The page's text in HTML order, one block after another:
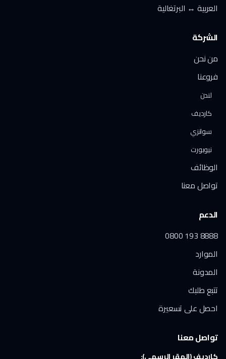
العربية ↔ البرتغالية
الشركة
من نحن
فروعنا
لندن
كارديف
سوانزي
نيوبورت
الوظائف
تواصل معنا
الدعم
0800 193 8888
الموارد
المدونة
تتبع طلبك
احصل على تسعيرة
تواصل معنا